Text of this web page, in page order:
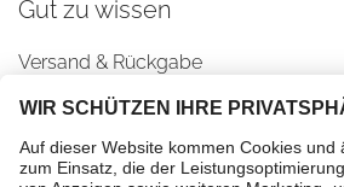
Gut zu wissen
Versand & Rückgabe
AGBs
Datenschutz